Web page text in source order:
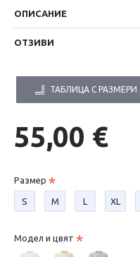
ОПИСАНИЕ
ОТЗИВИ
ТАБЛИЦА С РАЗМЕРИ
55,00 €
Размер
S М L XL
Модел и цвят